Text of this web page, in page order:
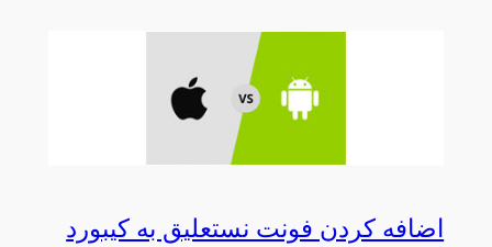
اضافه کردن فونت نستعلیق به کیبورد